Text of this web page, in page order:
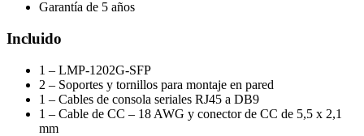
Garantía de 5 años
Incluido
1 – LMP-1202G-SFP
2 – Soportes y tornillos para montaje en pared
1 – Cables de consola seriales RJ45 a DB9
1 – Cable de CC – 18 AWG y conector de CC de 5,5 x 2,1
mm